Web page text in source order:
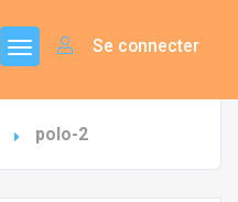
Se connecter
polo-2